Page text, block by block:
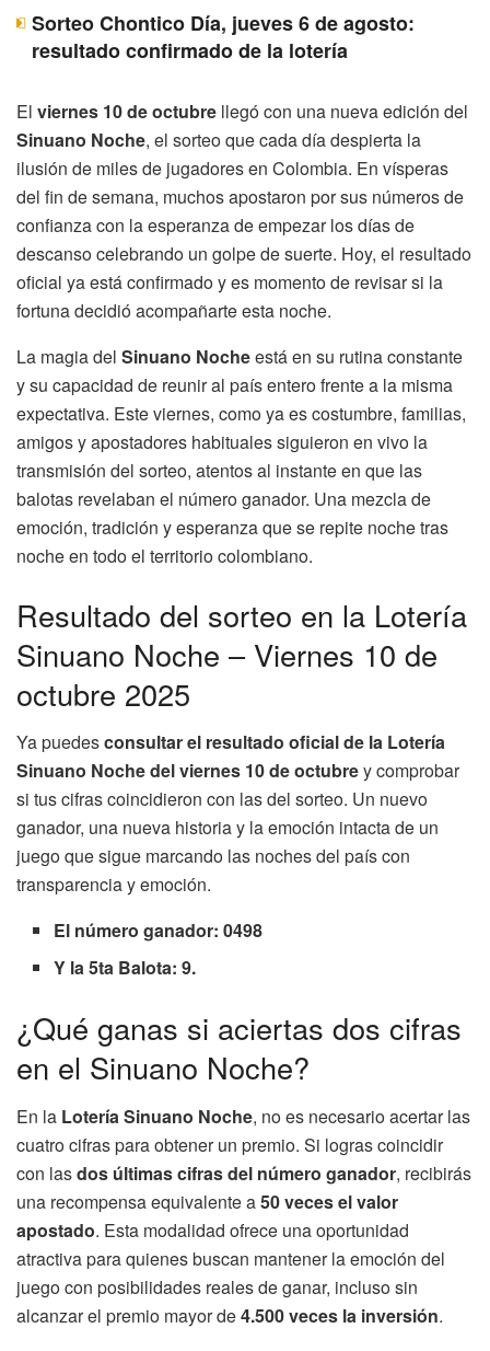
Sorteo Chontico Día, jueves 6 de agosto:
resultado confirmado de la lotería
El viernes 10 de octubre llegó con una nueva edición del
Sinuano Noche, el sorteo que cada día despierta la
ilusión de miles de jugadores en Colombia. En vísperas
del fin de semana, muchos apostaron por sus números de
confianza con la esperanza de empezar los días de
descanso celebrando un golpe de suerte. Hoy, el resultado
oficial ya está confirmado y es momento de revisar si la
fortuna decidió acompañarte esta noche.
La magia del Sinuano Nocheestá en su rutina constante
y su capacidad de reunir al país entero frente a la misma
expectativa. Este viernes, como ya es costumbre, familias,
amigos y apostadores habituales siguieron en vivo la
transmisión del sorteo, atentos al instante en que las
balotas revelaban el número ganador. Una mezcla de
emoción, tradición y esperanza que se repite noche tras
noche en todo el territorio colombiano.
Resultado del sorteo en la Lotería
Sinuano Noche – Viernes 10 de
octubre 2025
Ya puedesconsultar el resultado oficial de la Lotería
Sinuano Noche del viernes 10 de octubrey comprobar
si tus cifras coincidieron con las del sorteo. Un nuevo
ganador, una nueva historia y la emoción intacta de un
juego que sigue marcando las noches del país con
transparencia y emoción.
El número ganador: 0498
Y la 5ta Balota: 9.
¿Qué ganas si aciertas dos cifras
en el Sinuano Noche?
En la Lotería Sinuano Noche, no es necesario acertar las
cuatro cifras para obtener un premio. Si logras coincidir
con lasdos últimas cifras del número ganador, recibirás
una recompensa equivalente a50 veces el valor
apostado. Esta modalidad ofrece una oportunidad
atractiva para quienes buscan mantener la emoción del
juego con posibilidades reales de ganar, incluso sin
alcanzar el premio mayor de4.500 veces la inversión.